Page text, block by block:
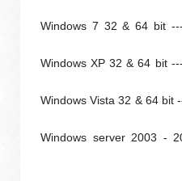
Windows 7 32 & 64 bit
Windows XP 32 & 64 bit
Windows Vista 32 & 64 bit
Windows server 2003 -